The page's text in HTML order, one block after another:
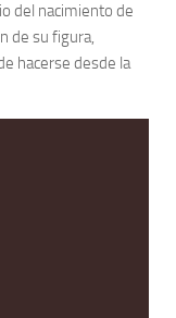
de la Reina (1937-
(1934-1939)
del nacimiento de
de su figura,
hacerse desde la